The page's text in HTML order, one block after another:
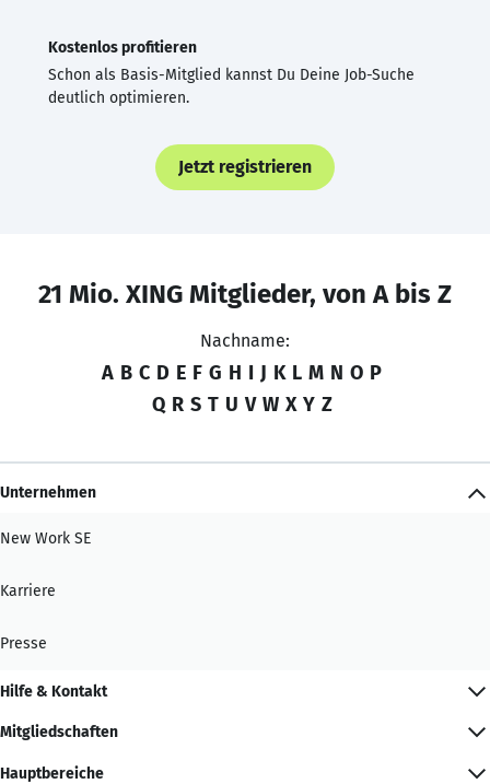
Kostenlos profitieren
Schon als Basis-Mitglied kannst Du Deine Job-Suche
deutlich optimieren.
Jetzt registrieren
21 Mio. XING Mitglieder, von A bis Z
Nachname:
A B C D E F G H I J K L M N O P
Q R S T U V W X Y Z
Unternehmen
New Work SE
Karriere
Presse
Hilfe & Kontakt
Mitgliedschaften
Hauptbereiche